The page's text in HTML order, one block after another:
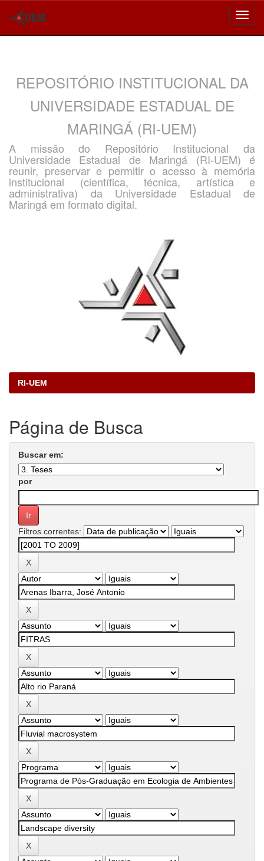
REPOSITÓRIO INSTITUCIONAL DA
UNIVERSIDADE ESTADUAL DE
MARINGÁ (RI-UEM)
A missão do Repositório Institucional da
Universidade Estadual de Maringá (RI-UEM) é
reunir, preservar e permitir o acesso à memória
institucional (científica, técnica, artística e
administrativa) da Universidade Estadual de
Maringá em formato digital.
RI-UEM
Página de Busca
Buscar em:
por
Filtros correntes: